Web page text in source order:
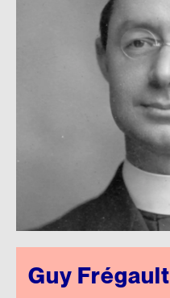
Guy Frégault